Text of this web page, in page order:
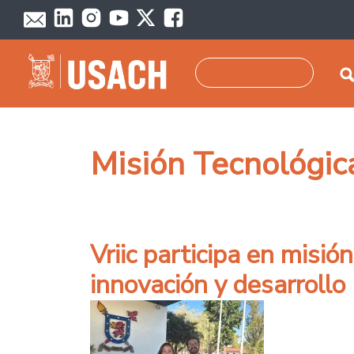
Pasar al contenido principal
Misión
Vriic participa en
innovación y desarrollo